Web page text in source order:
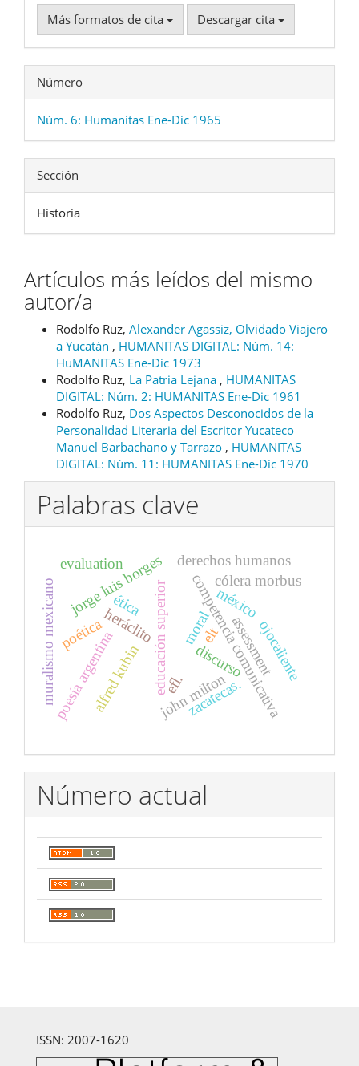
Más formatos de cita Descargar cita
Número
Núm. 6: Humanitas Ene-Dic 1965
Sección
Historia
Artículos más leídos del mismo
autor/a
Rodolfo Ruz, Alexander Agassiz, Olvidado Viajero
a Yucatán , HUMANITAS DIGITAL: Núm. 14:
HuMANITAS Ene-Dic 1973
Rodolfo Ruz, La Patria Lejana , HUMANITAS
DIGITAL: Núm. 2: HUMANITAS Ene-Dic 1961
Rodolfo Ruz, Dos Aspectos Desconocidos de la
Personalidad Literaria del Escritor Yucateco
Manuel Barbachano y Tarrazo , HUMANITAS
DIGITAL: Núm. 11: HUMANITAS Ene-Dic 1970
Palabras clave
discurso
competencia comunicativa
educación superior
jorge luis borges
heráclito
john milton
poesía argentina
derechos humanos
ética
moral
méxico
alfred kubin assessment
evaluation
elt
efl.
muralismo mexicano cólera morbus
ojocaliente
zacatecas.
poética
Número actual
ISSN: 2007-1620